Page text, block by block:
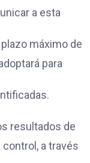
a esta
máximo de
para
resultados de
a través